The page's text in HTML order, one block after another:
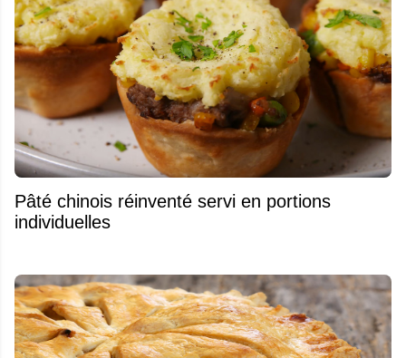
Pâté chinois réinventé servi en portions
individuelles